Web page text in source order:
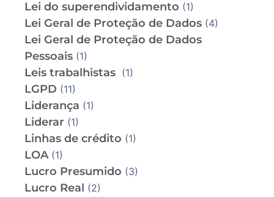
Lei do superendividamento (1)
Lei Geral de Proteção de Dados (4)
Lei Geral de Proteção de Dados
Pessoais (1)
Leis trabalhistas (1)
LGPD (11)
Liderança (1)
Liderar (1)
Linhas de crédito (1)
LOA(1)
Lucro Presumido (3)
Lucro Real (2)